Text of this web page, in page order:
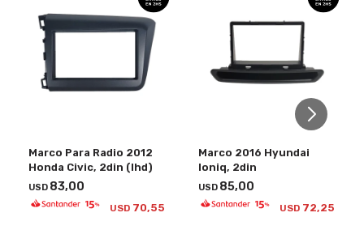
Marco Para Radio 2012
Honda Civic, 2din (lhd)
USD 83,00
USD 70,55
Marco 2016 Hyundai
Ioniq, 2din
USD 85,00
USD 72,25